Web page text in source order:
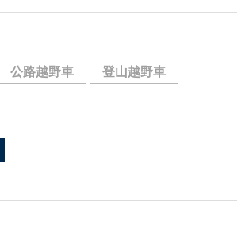
公路越野車 登山越野車